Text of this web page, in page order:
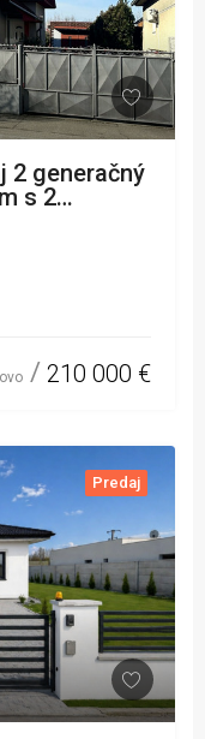
2 generačný
s 2
veľkým
DOM si
210 000 €
Predaj